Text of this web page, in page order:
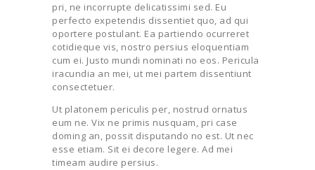
pri, ne incorrupte delicatissimi sed. Eu
perfecto expetendis dissentiet quo, ad qui
oportere postulant. Ea partiendo ocurreret
cotidieque vis, nostro persius eloquentiam
cum ei. Justo mundi nominati no eos. Pericula
iracundia an mei, ut mei partem dissentiunt
consectetuer.
Ut platonem periculis per, nostrud ornatus
eum ne. Vix ne primis nusquam, pri case
doming an, possit disputando no est. Ut nec
esse etiam. Sit ei decore legere. Ad mei
timeam audire persius.